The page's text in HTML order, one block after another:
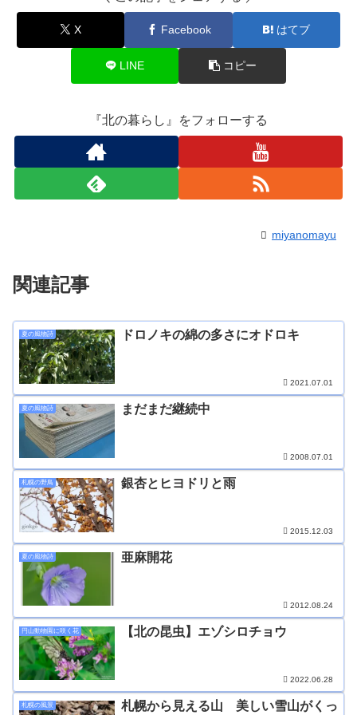
X Facebook はてブ
LINE コピー
『北の暮らし』をフォローする
miyanomayu
関連記事
夏の風物詩 ドロノキの綿の多さにオドロキ
2021.07.01
夏の風物詩 まだまだ継続中
2008.07.01
札幌の野鳥 銀杏とヒヨドリと雨
2015.12.03
夏の風物詩 亜麻開花
2012.08.24
円山動物園に咲く花 【北の昆虫】エゾシロチョウ
2022.06.28
札幌の風景
札幌から見える山 美しい雪山がくっ